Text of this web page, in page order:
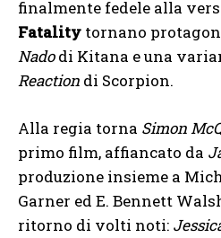
finalmente fedele alla
Fatality tornano
Nadodi Kitana e una
Reaction di Scorpion.
Alla regia torna Simon
primo film, affiancato da
produzione insieme a
Garner ed E. Bennett
ritorno di volti noti: